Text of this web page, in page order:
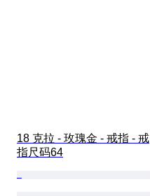
18 克拉 - 玫瑰金 - 戒指 - 戒
指尺码64